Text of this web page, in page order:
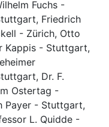
Fuchs -
Friedrich
- Zürich, Otto
Kappis - Stuttgart,
Dr. F.
Ostertag -
Payer - Stuttgart,
L. Quidde -